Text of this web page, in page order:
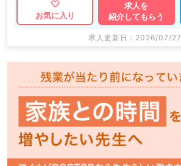
お気に入り
求人を
紹介してもらう
求人更新日 : 2026/07/27